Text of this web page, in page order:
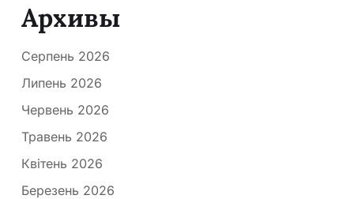
Архивы
Серпень 2026
Липень 2026
Червень 2026
Травень 2026
Квітень 2026
Березень 2026